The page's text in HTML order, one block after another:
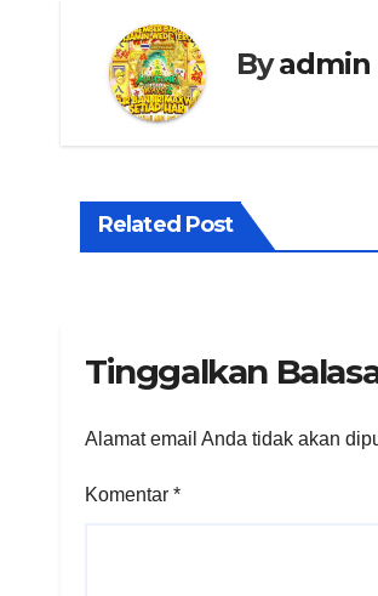
Byadmin
Related Post
Tinggalkan
Alamat email Anda tidak akan
Komentar *